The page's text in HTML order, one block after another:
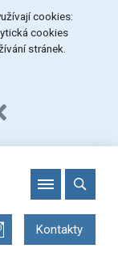
cookies:
cookies
stránek.
Kontakty